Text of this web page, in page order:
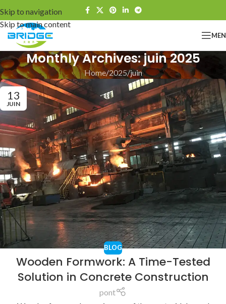
Skip to navigation
Skip to main content
Monthly Archives: juin 2025
Home 2025 juin
13
JUIN
BLOG
Wooden Formwork: A Time-Tested
Solution in Concrete Construction
pont